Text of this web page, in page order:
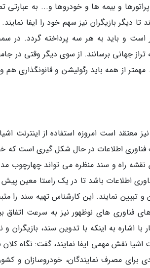
و بیمه ها و خودروها و... به
تا دیگر بازیگران نیز سهم خود را ایفا
گر است و باید به هر سه پرداخته گردد.
تراز جهانی برسانند. از سوی دیگر وقتی در
مهمتر از همه باید رگولیشن و قانونگذاری
معتقد است امروزه استفاده از اینترنت
اطلاعات در حال شکل گیری است که
نقشه راه و سند منظره می تواند چهارچوب
اطلاعات باشد تا در یک راستا معین پیش
نمایند. این کارشناس تهیه سند را
فناوری های نوظهور نیز به سرعت اتفاق
با اشاره به اینکه با تدوین سند،
اشیا نقش مهمی ایفا نمایند، گفت: نگاه
برای مصرف نمایندگان، خودروسازان و